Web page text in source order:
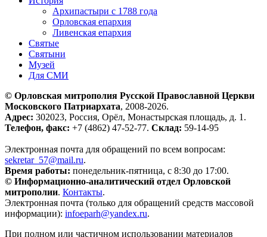
Архипастыри с 1788 года
Орловская епархия
Ливенская епархия
Святые
Святыни
Музей
Для СМИ
© Орловская митрополия Русской Православной Церкви
Московского Патриархата, 2008-2026.
Адрес: 302023, Россия, Орёл, Монастырская площадь, д. 1.
Телефон, факс: +7 (4862) 47-52-77. Склад: 59-14-95
Электронная почта для обращений по всем вопросам:
sekretar_57@mail.ru.
Время работы: понедельник-пятница, с 8:30 до 17:00.
© Информационно-аналитический отдел Орловской
митрополии. Контакты.
Электронная почта (только для обращений средств массовой
информации): infoeparh@yandex.ru.
При полном или частичном использовании материалов